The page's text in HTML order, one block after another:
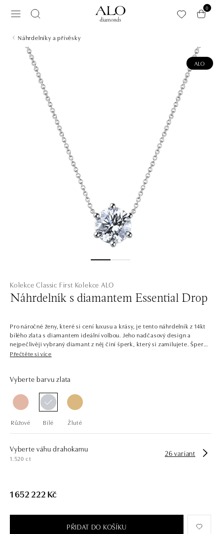
0
Náhrdelníky a přívěsky
ALO
Kolekce Classic First Kolekce ALO
Náhrdelník s diamantem Essential Drop
Pro náročné ženy, které si cení luxusu a krásy, je tento náhrdelník z 14kt
bílého zlata s diamantem ideální volbou. Jeho nadčasový design a
nejpečlivěji vybraný diamant z něj činí šperk, který si zamilujete. Šperk
je součástí kolekce Classic First.
centrálními diamanty v několika barvách. Kolekce Classic First je snadno
náušnic s jedním až třemi dokonale broušenými diamanty a drahými
kameny. Šperky tvoří sladěné sety, ale najdete zde i samostatné kousky,
Společnost ALO diamonds vyrábí v Čechách šperky z diamantů a
opatřen certifikátem pravosti a dodán v luxusním balení. Ať už vybíráte
zásnubní prsten nebo diamantový náramek či náhrdelník, nedarujete s
Přečtěte si více
Vyberte barvu zlata
Růžové Bílé Žluté
Vyberte váhu drahokamu
1.520 ct
26 variant
1 652 222 Kč
PŘIDAT DO KOŠÍKU